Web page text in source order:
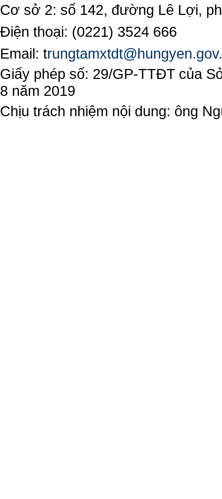
Cơ sở 2: số 142, đường Lê Lợi,
Điện thoại: (0221) 3524 666
Email: t
Giấy phép số: 29/GP-TTĐT của
8 năm 2019
Chịu trách nhiệm nội dung: ông